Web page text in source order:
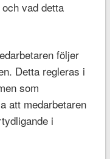
vad detta
följer
Detta regleras i
som
att medarbetaren
i